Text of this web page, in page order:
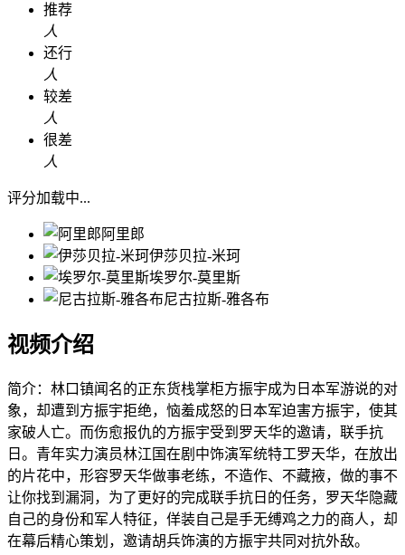
推荐
人
还行
人
较差
人
很差
人
评分加载中...
阿里郎
伊莎贝拉-米珂
埃罗尔-莫里斯
尼古拉斯-雅各布
视频介绍
简介： 林口镇闻名的正东货栈掌柜方振宇成为日本军游说的对
象，却遭到方振宇拒绝，恼羞成怒的日本军迫害方振宇，使其
家破人亡。而伤愈报仇的方振宇受到罗天华的邀请，联手抗
日。青年实力演员林江国在剧中饰演军统特工罗天华，在放出
的片花中，形容罗天华做事老练，不造作、不藏掖，做的事不
让你找到漏洞，为了更好的完成联手抗日的任务，罗天华隐藏
自己的身份和军人特征，佯装自己是手无缚鸡之力的商人，却
在幕后精心策划，邀请胡兵饰演的方振宇共同对抗外敌。